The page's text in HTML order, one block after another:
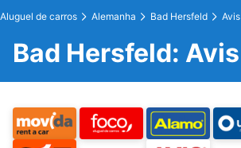
Aluguel de carros Alemanha Bad Hersfeld Avis
Bad Hersfeld: Avis